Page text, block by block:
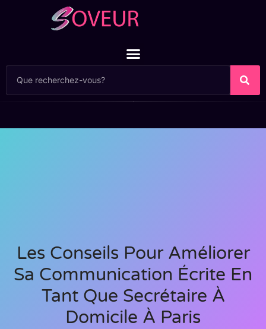
Les Conseils Pour Améliorer
Sa Communication Écrite En
Tant Que Secrétaire À
Domicile À Paris